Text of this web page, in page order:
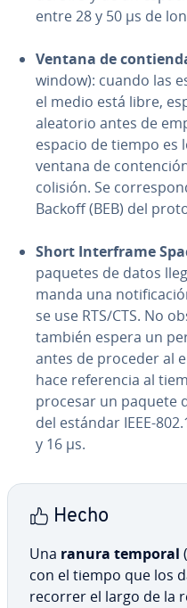
entre 28 y 50 µs de
Ventana de
window): cuando las
el medio está libre,
aleatorio antes de
espacio de tiempo es
ventana de
colisión. Se
Backoff (BEB) del
Short In­te­r­fra­me
paquetes de datos
manda una
se use RTS/CTS. No
también espera un
antes de proceder al
hace re­fe­re­n­cia al
procesar un paquete
del estándar IEEE-
y 16 µs.
Hecho
Una ranura temporal
con el tiempo que los
recorrer el largo de la